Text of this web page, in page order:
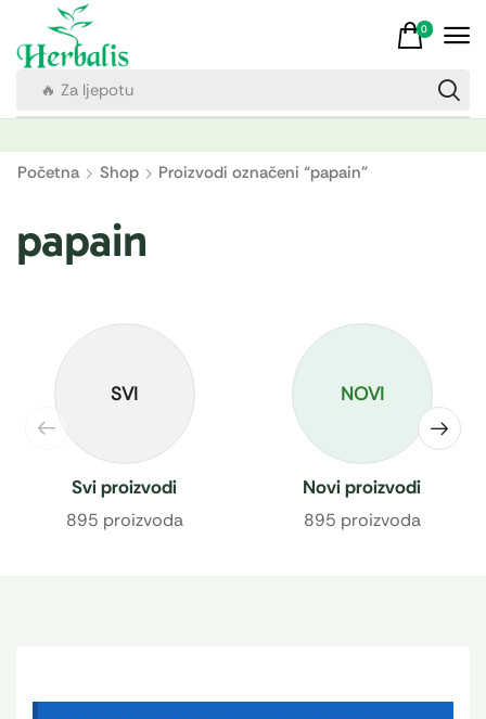
🔥 Za ljepotu
0
Početna Shop Proizvodi označeni “papain”
papain
SVI
Svi proizvodi
895 proizvoda
NOVI
Novi proizvodi
895 proizvoda